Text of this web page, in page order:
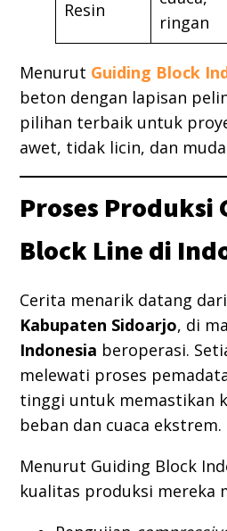
Resin
ringan
Menurut Guiding Block
beton dengan lapisan
pilihan terbaik untuk
awet, tidak licin, dan
Proses Produksi
Block Line di
Cerita menarik datang
Kabupaten Sidoarjo, di
Indonesia beroperasi.
melewati proses
tinggi untuk memastikan
beban dan cuaca ekstrem.
Menurut Guiding Block
kualitas produksi mereka